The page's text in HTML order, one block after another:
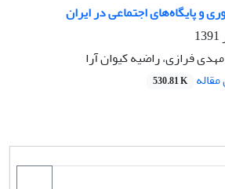
و پایگاه‌های اجتماعی در ایران
فرازی، راضیه کیوان آرا
530.81 K